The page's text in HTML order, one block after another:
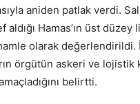
aniden patlak verdi.
aldığı Hamas’ın üst
olarak değerlendirildi.
örgütün askeri ve lojistik
belirtti.